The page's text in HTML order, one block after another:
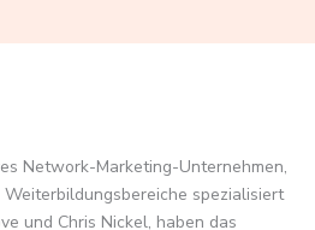
Network-Marketing-Unternehmen,
spezialisiert
und Chris Nickel, haben das